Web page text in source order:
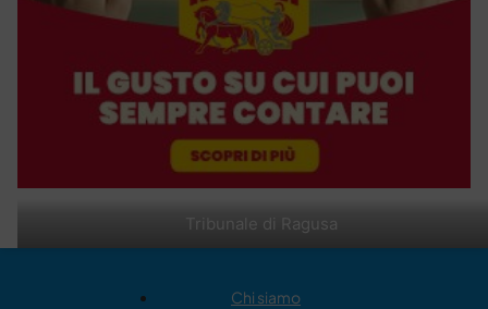
Tribunale di Ragusa
Chi siamo